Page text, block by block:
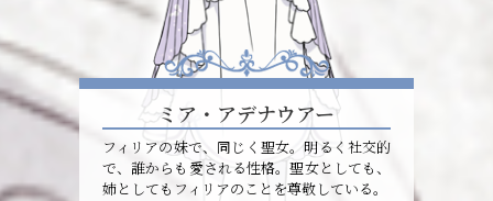
ミア・アデナウアー
フィリアの妹で、同じく聖女。明るく社交的
で、誰からも愛される性格。聖女としても、
姉としてもフィリアのことを尊敬している。